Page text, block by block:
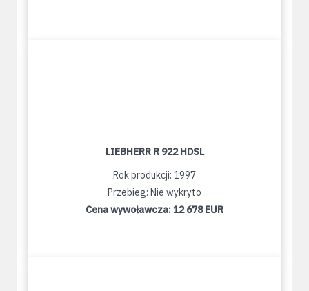
LIEBHERR R 922 HDSL
Rok produkcji: 1997
Przebieg: Nie wykryto
Cena wywoławcza:12 678 EUR